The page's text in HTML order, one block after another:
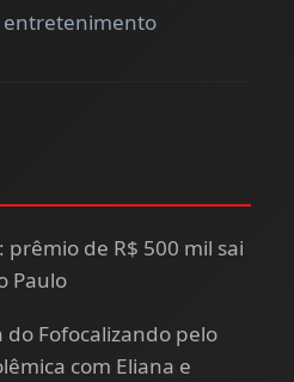
entretenimento
de R$ 500 mil sai
Paulo
do Fofocalizando pelo
com Eliana e